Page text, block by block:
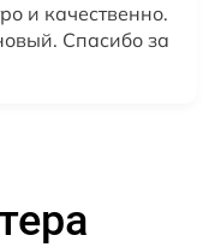
и качественно.
Спасибо за